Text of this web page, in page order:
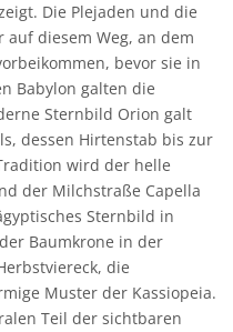
Die Plejaden und die
diesem Weg, an dem
bevor sie in
Babylon galten die
Sternbild Orion galt
dessen Hirtenstab bis zur
wird der helle
der Milchstraße Capella
Sternbild in
Baumkrone in der
die
Muster der Kassiopeia.
Teil der sichtbaren